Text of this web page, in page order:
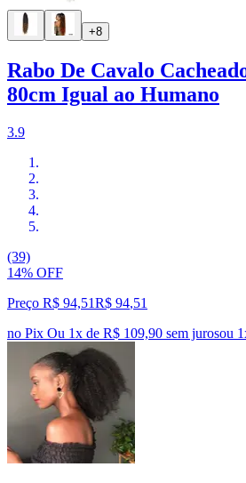
+8
Rabo De Cavalo
80cm Igual ao Humano
3.9
(39)
14% OFF
Preço R$ 94,51R$ 94,51
no Pix Ou 1x de R$ 109,90 sem jurosou 1